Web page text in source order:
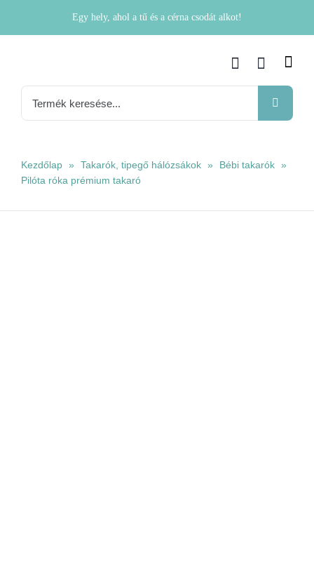
Egy hely, ahol a tű és a cérna csodát alkot!
Kezdőlap » Takarók, tipegő hálózsákok » Bébi takarók »
Pilóta róka prémium takaró